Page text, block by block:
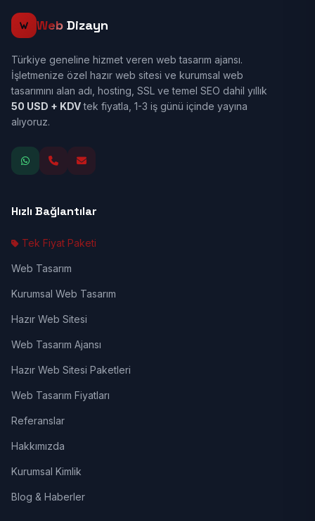
Web Dizayn
Türkiye geneline hizmet veren web tasarım ajansı.
İşletmenize özel hazır web sitesi ve kurumsal web
tasarımını alan adı, hosting, SSL ve temel SEO dahil yıllık
50 USD + KDVtek fiyatla, 1-3 iş günü içinde yayına
alıyoruz.
Hızlı Bağlantılar
Tek Fiyat Paketi
Web Tasarım
Kurumsal Web Tasarım
Hazır Web Sitesi
Web Tasarım Ajansı
Hazır Web Sitesi Paketleri
Web Tasarım Fiyatları
Referanslar
Hakkımızda
Kurumsal Kimlik
Blog & Haberler